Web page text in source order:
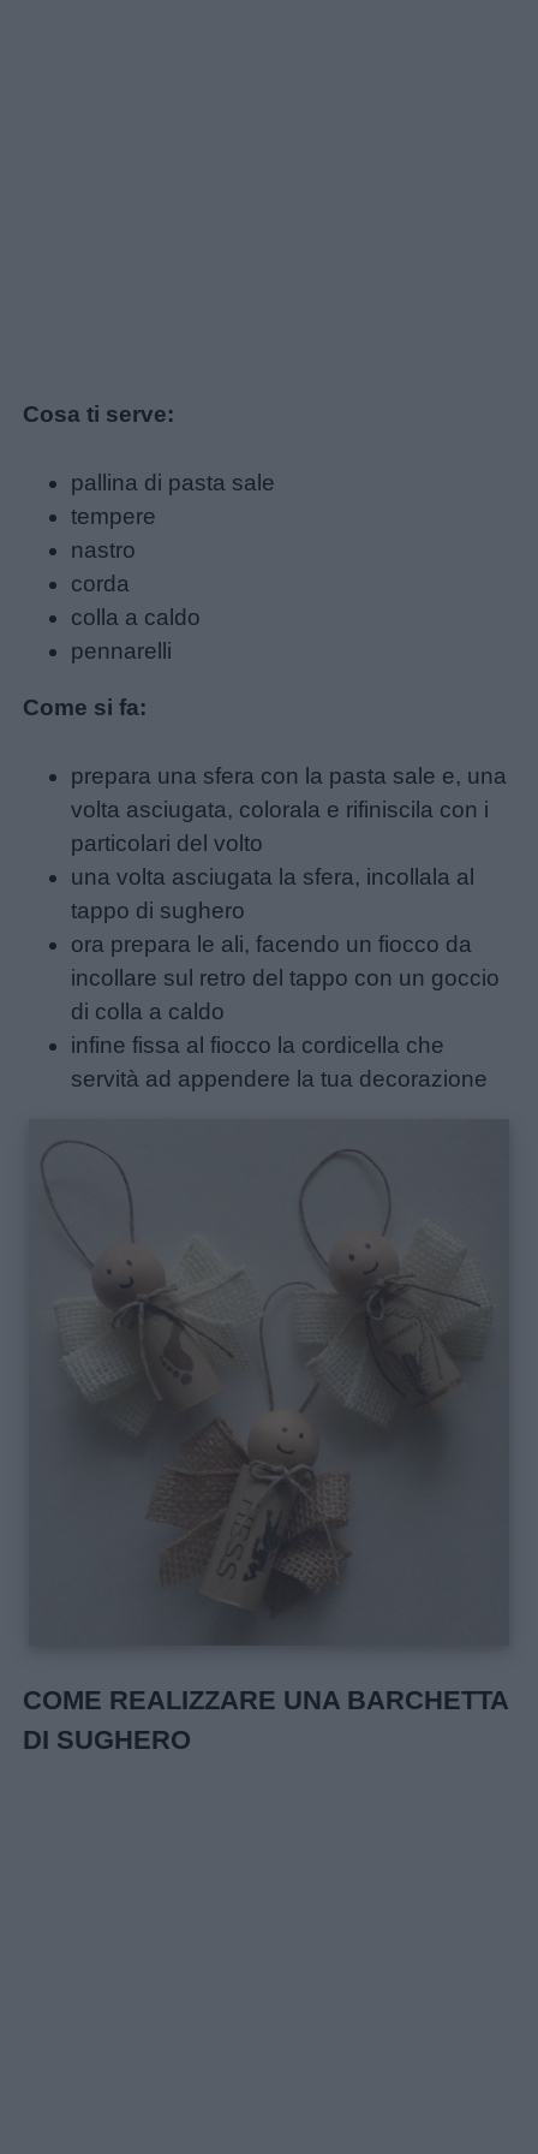
Cosa ti serve:
pallina di pasta sale
tempere
nastro
corda
colla a caldo
pennarelli
Come si fa:
prepara una sfera con la pasta sale e, una
volta asciugata, colorala e rifiniscila con i
particolari del volto
una volta asciugata la sfera, incollala al
tappo di sughero
ora prepara le ali, facendo un fiocco da
incollare sul retro del tappo con un goccio
di colla a caldo
infine fissa al fiocco la cordicella che
servità ad appendere la tua decorazione
COME REALIZZARE UNA BARCHETTA
DI SUGHERO